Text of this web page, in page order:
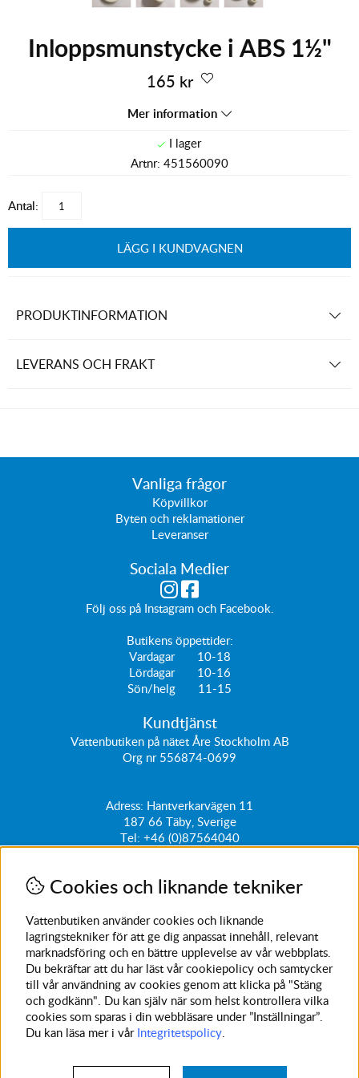
Inloppsmunstycke i ABS 1½"
165 kr
Mer information
Artnr: 451560090
Antal:
LÄGG I KUNDVAGNEN
PRODUKTINFORMATION
LEVERANS OCH FRAKT
Vanliga frågor
Köpvillkor
Byten och reklamationer
Leveranser
Sociala Medier
Följ oss på Instagramoch Facebook
Butikens öppettider:
Vardagar 10-18
Lördagar 10-16
Sön/helg 11-15
Kundtjänst
Vattenbutiken på nätet Åre Stockholm AB
Org nr 556874-0699
Adress: Hantverkarvägen 11
187 66 Täby, Sverige
Tel: +46 (0)87564040
kundtjanst@vattenbutiken.se
Få vårt nyhetsbrev
Ange din e-post nedan för att ta del av nyheter och
erbjudanden
SKICKA
Avanmäl nyhetsbrev
Cookies och liknande tekniker
Vattenbutiken använder cookies och liknande
lagringstekniker för att ge dig anpassat innehåll, relevant
marknadsföring och en bättre upplevelse av vår webbplats.
Du bekräftar att du har läst vår cookiepolicy och samtycker
till vår användning av cookies genom att klicka på "Stäng
och godkänn". Du kan själv när som helst kontrollera vilka
cookies som sparas i din webbläsare under ”Inställningar”.
Du kan läsa mer i vår Integritetspolicy.